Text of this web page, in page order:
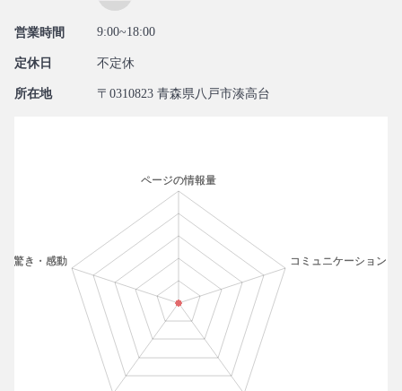
営業時間 9:00~18:00
定休日 不定休
所在地 〒0310823 青森県八戸市湊高台